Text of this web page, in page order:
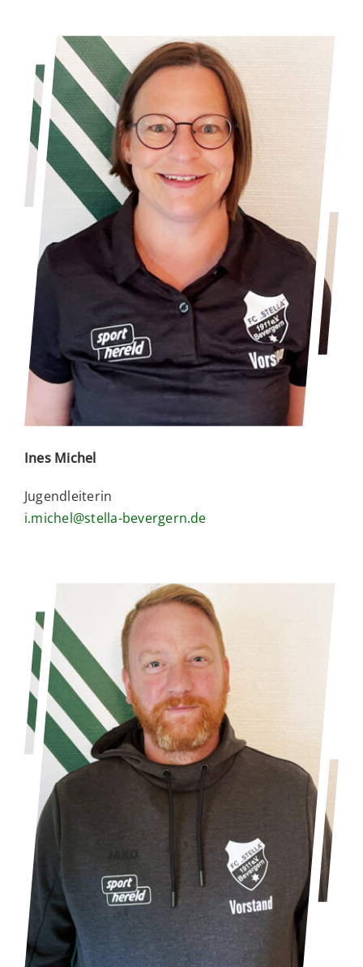
Ines Michel
Jugendleiterin
i.michel@stella-bevergern.de